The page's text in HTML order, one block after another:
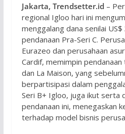
Jakarta, Trendsetter.id –
regional Igloo hari ini
menggalang dana senilai
pendanaan Pra-Seri C.
Eurazeo dan perusahaan
Cardif, memimpin
dan La Maison, yang
berpartisipasi dalam
Seri B+ Igloo, juga ikut serta
pendanaan ini, menegaskan
terhadap model bisnis